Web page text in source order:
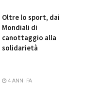
Oltre lo sport, dai
Mondiali di
canottaggio alla
solidarietà
4 ANNI FA